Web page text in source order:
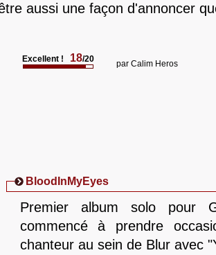
aussi une façon d'annoncer
Excellent ! 18/20 par Calim Heros
BloodInMyEyes
Premier album solo pour
commencé à prendre
chanteur au sein de Blur avec